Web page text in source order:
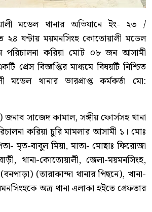
মডেল থানার অভিযানে ইং- ২৩ /
২৪ ঘন্টায় ময়মনসিংহ কোতোয়ালী মডেল
পরিচালনা করিয়া মোট ০৮ জন আসামী
প্রেস বিজ্ঞপ্তির মাধ্যমে বিষয়টি নিশ্চিত
মডেল থানার ভারপ্রাপ্ত কর্মকর্তা মো:
জনাব সাজেদ কামাল, সঙ্গীয় ফোর্সসহ থানা
করিয়া চুরি মামলার আসামী ১। মোঃ
মৃত-বাবুল মিয়া, মাতা- মোছাঃ ফিরোজা
থানা-কোতোয়ালী, জেলা-ময়মনসিংহ,
(তারাকান্দা থানার পিছনে), খানা-
অত্র থানা এলাকা হইতে গ্রেফতার